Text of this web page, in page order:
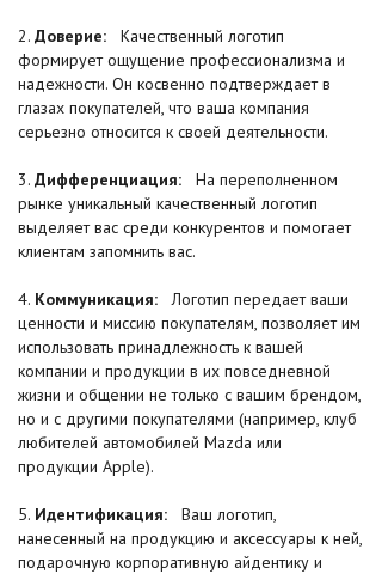
2. Доверие: Качественный логотип
формирует ощущение профессионализма и
надежности. Он косвенно подтверждает в
глазах покупателей, что ваша компания
серьезно относится к своей деятельности.
3. Дифференциация: На переполненном
рынке уникальный качественный логотип
выделяет вас среди конкурентов и помогает
клиентам запомнить вас.
4. Коммуникация: Логотип передает ваши
ценности и миссию покупателям, позволяет им
использовать принадлежность к вашей
компании и продукции в их повседневной
жизни и общении не только с вашим брендом,
но и с другими покупателями (например, клуб
любителей автомобилей Mazda или
продукции Apple).
5. Идентификация: Ваш логотип,
нанесенный на продукцию и аксессуары к ней,
подарочную корпоративную айдентику и